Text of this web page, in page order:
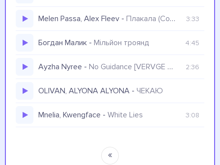
Melen Passa, Alex Fleev - Плакала (Cover Remix) 3:33
Богдан Малик - Мільйон троянд 4:45
Ayzha Nyree - No Guidance [VERVGE REMIX] 2:36
OLIVAN, ALYONA ALYONA - ЧЕКАЮ
Mnelia, Kwengface - White Lies 3:08